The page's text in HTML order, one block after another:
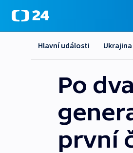
Hlavní události Ukrajina
Po
první